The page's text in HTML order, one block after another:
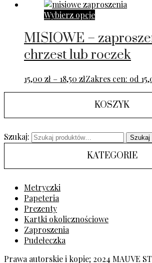
Wybierz opcje
MISIOWE –
chrzest lub roczek
15,00 zł – 18,50 złZakres cen: od
KOSZYK
Szukaj: Szukaj
KATEGORIE
Metryczki
Papeteria
Prezenty
Kartki okolicznościowe
Zaproszenia
Pudełeczka
Prawa autorskie i kopie; 2024 MAUVE